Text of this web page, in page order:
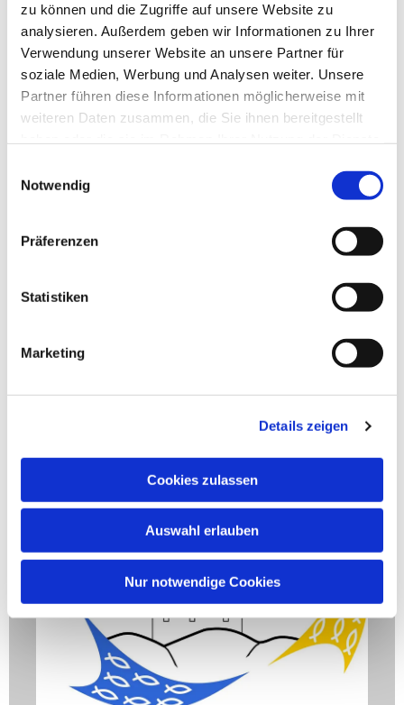
zu können und die Zugriffe auf unsere Website zu
analysieren. Außerdem geben wir Informationen zu Ihrer
Verwendung unserer Website an unsere Partner für
soziale Medien, Werbung und Analysen weiter. Unsere
Partner führen diese Informationen möglicherweise mit
weiteren Daten zusammen, die Sie ihnen bereitgestellt
Notwendig
Präferenzen
Statistiken
Marketing
Details zeigen
Cookies zulassen
Auswahl erlauben
Nur notwendige Cookies
Telefon
06672 / 388
E-Mail
zentralespfarrbuero.grossentaft@